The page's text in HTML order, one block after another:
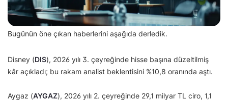
Bugünün öne çıkan haberlerini aşağıda derledik.
Disney (DIS), 2026 yılı 3. çeyreğinde hisse başına düzeltilmiş
kâr açıkladı; bu rakam analist beklentisini %10,8 oranında aştı.
Aygaz (AYGAZ), 2026 yılı 2. çeyreğinde 29,1 milyar TL ciro, 1,1